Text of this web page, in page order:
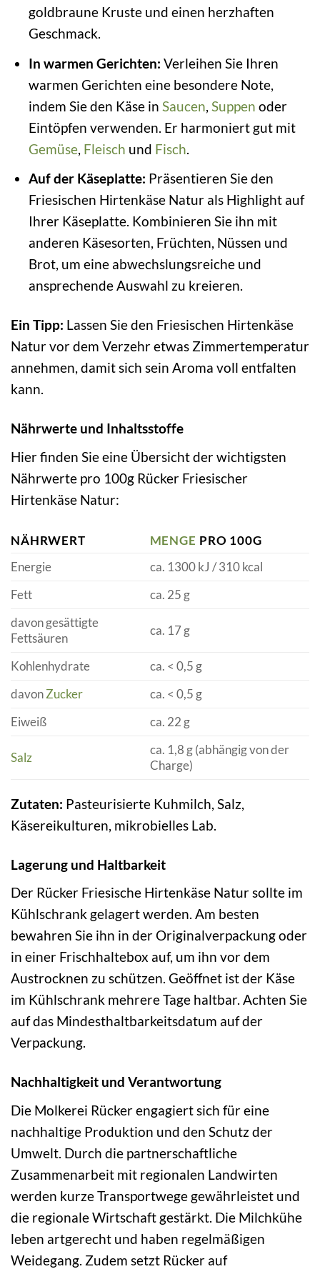
goldbraune Kruste und einen herzhaften
Geschmack.
In warmen Gerichten: Verleihen Sie Ihren
warmen Gerichten eine besondere Note,
indem Sie den Käse in Saucen, Suppen oder
Eintöpfen verwenden. Er harmoniert gut mit
Gemüse, Fleisch und Fisch.
Auf der Käseplatte: Präsentieren Sie den
Friesischen Hirtenkäse Natur als Highlight auf
Ihrer Käseplatte. Kombinieren Sie ihn mit
anderen Käsesorten, Früchten, Nüssen und
Brot, um eine abwechslungsreiche und
ansprechende Auswahl zu kreieren.
Ein Tipp: Lassen Sie den Friesischen Hirtenkäse
Natur vor dem Verzehr etwas Zimmertemperatur
annehmen, damit sich sein Aroma voll entfalten
kann.
Nährwerte und Inhaltsstoffe
Hier finden Sie eine Übersicht der wichtigsten
Nährwerte pro 100g Rücker Friesischer
Hirtenkäse Natur:
NÄHRWERT MENGE PRO 100G
Energie
ca. 1300 kJ / 310 kcal
Fett
ca. 25 g
davon gesättigte
Fettsäuren
ca. 17 g
Kohlenhydrate
ca. < 0,5 g
davonZucker
ca. < 0,5 g
Eiweiß
ca. 22 g
Salz
ca. 1,8 g (abhängig von der
Charge)
Zutaten: Pasteurisierte Kuhmilch, Salz,
Käsereikulturen, mikrobielles Lab.
Lagerung und Haltbarkeit
Der Rücker Friesische Hirtenkäse Natur sollte im
Kühlschrank gelagert werden. Am besten
bewahren Sie ihn in der Originalverpackung oder
in einer Frischhaltebox auf, um ihn vor dem
Austrocknen zu schützen. Geöffnet ist der Käse
im Kühlschrank mehrere Tage haltbar. Achten Sie
auf das Mindesthaltbarkeitsdatum auf der
Verpackung.
Nachhaltigkeit und Verantwortung
Die Molkerei Rücker engagiert sich für eine
nachhaltige Produktion und den Schutz der
Umwelt. Durch die partnerschaftliche
Zusammenarbeit mit regionalen Landwirten
werden kurze Transportwege gewährleistet und
die regionale Wirtschaft gestärkt. Die Milchkühe
leben artgerecht und haben regelmäßigen
Weidegang. Zudem setzt Rücker auf